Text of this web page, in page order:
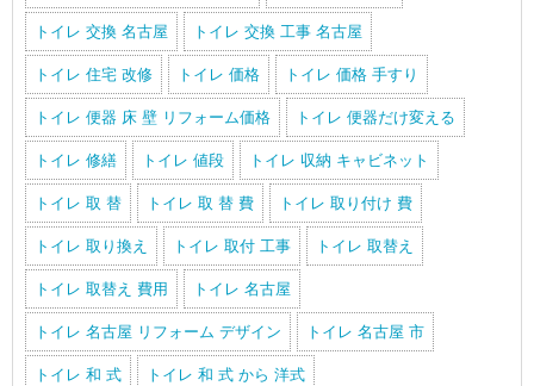
トイレ 交換 名古屋 トイレ 交換 工事 名古屋
トイレ 住宅 改修 トイレ 価格 トイレ 価格 手すり
トイレ 便器 床 壁 リフォーム価格 トイレ 便器だけ変える
トイレ 修繕 トイレ 値段 トイレ 収納 キャビネット
トイレ 取 替 トイレ 取 替 費 トイレ 取り付け 費
トイレ 取り換え トイレ 取付 工事 トイレ 取替え
トイレ 取替え 費用 トイレ 名古屋
トイレ 名古屋 リフォーム デザイン トイレ 名古屋 市
トイレ 和 式 トイレ 和 式 から 洋式